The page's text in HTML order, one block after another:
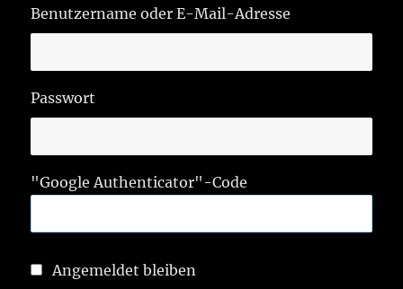
Benutzername oder E-Mail-Adresse
Passwort
"Google Authenticator"-Code
Angemeldet bleiben